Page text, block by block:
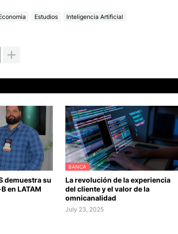
Estudios
Inteligencia Artificial
demuestra su
en LATAM
BANCA
La revolución de la experiencia
del cliente y el valor de la
omnicanalidad
July 23, 2025